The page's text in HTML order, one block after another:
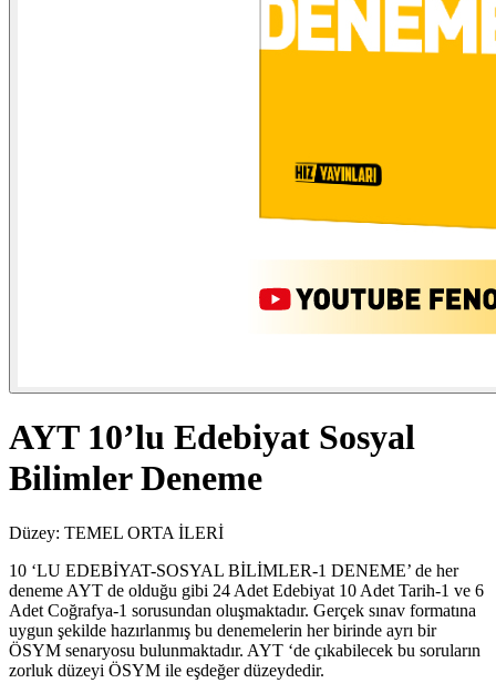
AYT 10’lu Edebiyat Sosyal
Bilimler Deneme
Düzey: TEMEL ORTA İLERİ
10 ‘LU EDEBİYAT-SOSYAL BİLİMLER-1 DENEME’ de her
deneme AYT de olduğu gibi 24 Adet Edebiyat 10 Adet Tarih-1 ve 6
Adet Coğrafya-1 sorusundan oluşmaktadır. Gerçek sınav formatına
uygun şekilde hazırlanmış bu denemelerin her birinde ayrı bir
ÖSYM senaryosu bulunmaktadır. AYT ‘de çıkabilecek bu soruların
zorluk düzeyi ÖSYM ile eşdeğer düzeydedir.